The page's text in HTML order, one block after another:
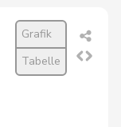
Grafik
Tabelle